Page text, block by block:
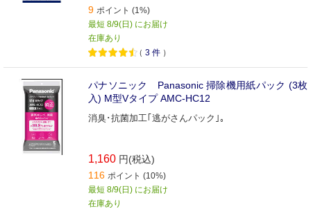
9 ポイント (1%)
最短 8/9(日) にお届け
在庫あり
（ 3 件 ）
パナソニック Panasonic 掃除機用紙パック (3枚
入) M型Vタイプ AMC-HC12
消臭･抗菌加工｢逃がさんパック｣｡
1,160 円(税込)
116 ポイント (10%)
最短 8/9(日) にお届け
在庫あり